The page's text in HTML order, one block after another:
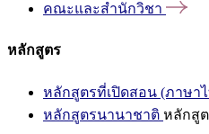
คณะและสำนักวิชา
หลักสูตร
หลักสูตรที่เปิดสอน (ภาษา
หลักสูตรนานาชาติ หลักสู